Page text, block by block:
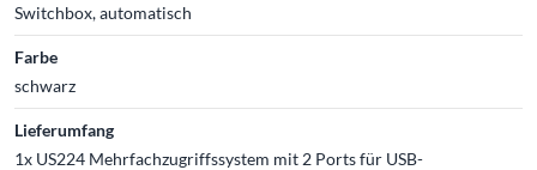
Switchbox, automatisch
Farbe
schwarz
Lieferumfang
1x US224 Mehrfachzugriffssystem mit 2 Ports für USB-